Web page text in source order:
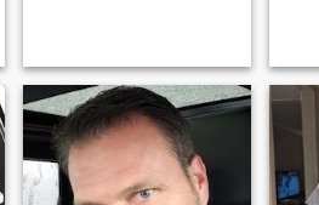
(not a fake profile)
de